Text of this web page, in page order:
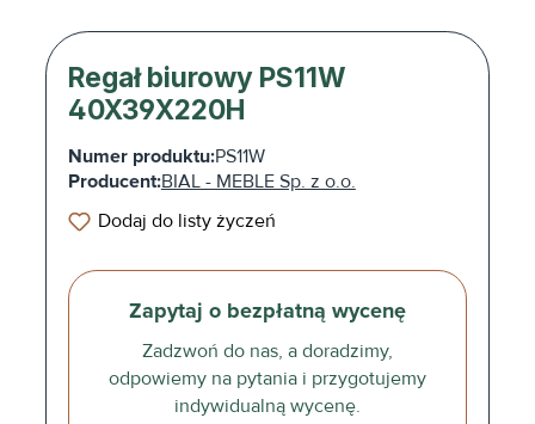
Regał biurowy PS11W
40X39X220H
Numer produktu:PS11W
Producent:BIAL - MEBLE Sp. z o.o.
Dodaj do listy życzeń
Zapytaj o bezpłatną wycenę
Zadzwoń do nas, a doradzimy,
odpowiemy na pytania i przygotujemy
indywidualną wycenę.